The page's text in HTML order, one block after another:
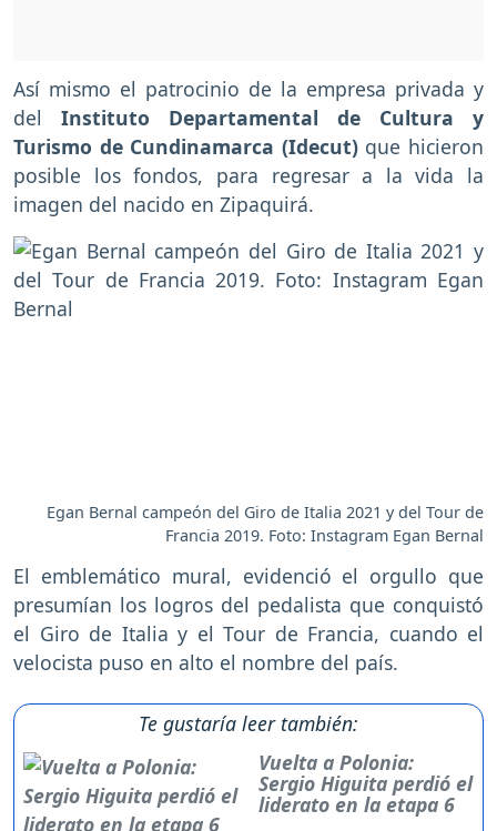
Así mismo el patrocinio de la empresa privada y
del Instituto Departamental de Cultura y
Turismo de Cundinamarca (Idecut)que hicieron
posible los fondos, para regresar a la vida la
imagen del nacido en Zipaquirá.
Egan Bernal campeón del Giro de Italia 2021 y del Tour de
Francia 2019. Foto: Instagram Egan Bernal
El emblemático mural, evidenció el orgullo que
presumían los logros del pedalista que conquistó
el Giro de Italia y el Tour de Francia, cuando el
velocista puso en alto el nombre del país.
Te gustaría leer también:
Vuelta a Polonia:
Sergio Higuita perdió el
liderato en la etapa 6